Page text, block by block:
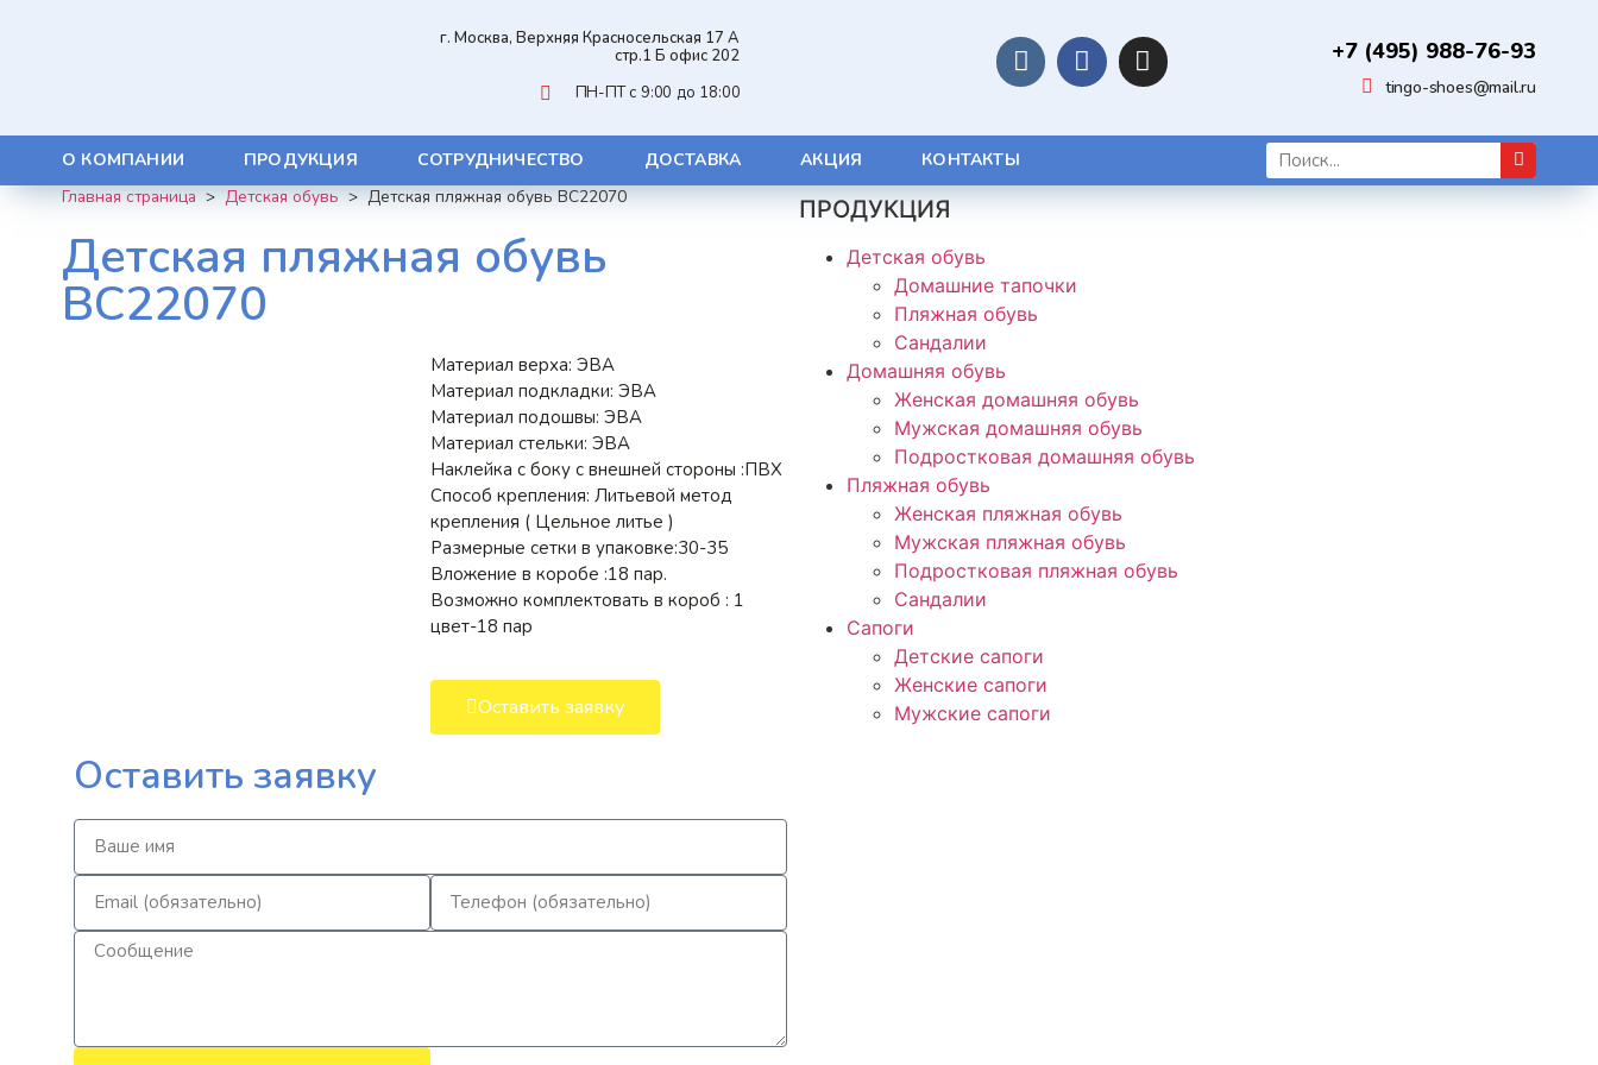
г. Москва, Верхняя Красносельская 17 А
стр.1 Б офис 202
ПН-ПТ с 9:00 до 18:00
+7 (495) 988-76-93
tingo-shoes@mail.ru
О КОМПАНИИ ПРОДУКЦИЯ СОТРУДНИЧЕСТВО ДОСТАВКА АКЦИЯ
КОНТАКТЫ
Главная страница>Детская обувь>Детская пляжная обувь BC22070
Детская пляжная обувь
BC22070
Материал верха: ЭВА
Материал подкладки: ЭВА
Материал подошвы: ЭВА
Материал стельки: ЭВА
Наклейка с боку с внешней стороны :ПВХ
Способ крепления: Литьевой метод
крепления ( Цельное литье )
Размерные сетки в упаковке:30-35
Вложение в коробе :18 пар.
Возможно комплектовать в короб : 1
цвет-18 пар
Оставить заявку
Оставить заявку
ПРОДУКЦИЯ
Детская обувь
Домашние тапочки
Пляжная обувь
Сандалии
Домашняя обувь
Женская домашняя обувь
Мужская домашняя обувь
Подростковая домашняя обувь
Пляжная обувь
Женская пляжная обувь
Мужская пляжная обувь
Подростковая пляжная обувь
Сандалии
Сапоги
Детские сапоги
Женские сапоги
Мужские сапоги